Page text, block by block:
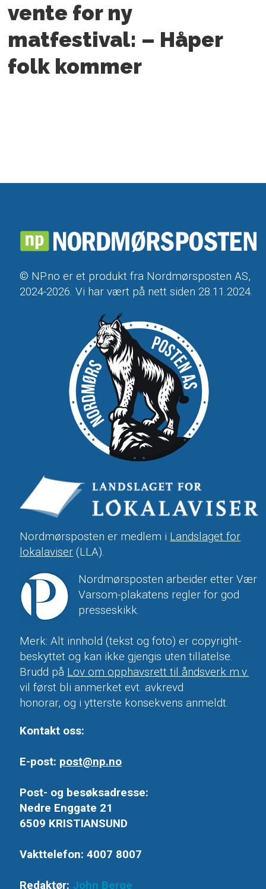
vente for ny
matfestival: – Håper
folk kommer
© NP.no er et produkt fra Nordmørsposten AS,
2024-2026. Vi har vært på nett siden 28.11.2024.
Nordmørsposten er medlem i Landslaget for
lokalaviser (LLA).
Nordmørsposten arbeider etter Vær
Varsom-plakatens regler for god
presseskikk.
Merk: Alt innhold (tekst og foto) er copyright-
beskyttet og kan ikke gjengis uten tillatelse.
Brudd på Lov om opphavsrett til åndsverk m.v.
vil først bli anmerket evt. avkrevd
honorar, og i ytterste konsekvens anmeldt.
Kontakt oss:
E-post: post@np.no
Post- og besøksadresse:
Nedre Enggate 21
6509 KRISTIANSUND
Vakttelefon: 4007 8007
Redaktør: John Berge